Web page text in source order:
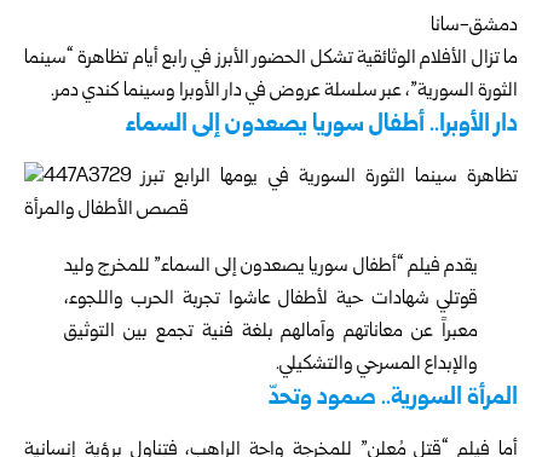
دمشق-سانا
ما تزال الأفلام الوثائقية تشكل الحضور الأبرز في رابع أيام تظاهرة “سينما
الثورة السورية”، عبر سلسلة عروض في دار الأوبرا وسينما كندي دمر.
دار الأوبرا.. أطفال سوريا يصعدون إلى السماء
يقدم فيلم “أطفال سوريا يصعدون إلى السماء” للمخرج وليد
قوتلي شهادات حية لأطفال عاشوا تجربة الحرب واللجوء،
معبراً عن معاناتهم وآمالهم بلغة فنية تجمع بين التوثيق
والإبداع المسرحي والتشكيلي.
المرأة السورية.. صمود وتحدّ
أما فيلم “قتل مُعلن” للمخرجة واحة الراهب، فتناول برؤية إنسانية